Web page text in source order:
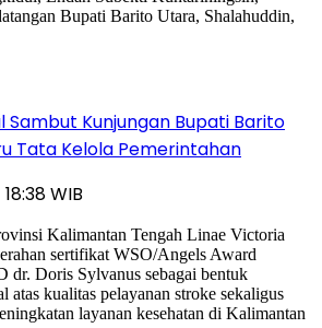
Sambut Kunjungan Bupati Barito
Tata Kelola Pemerintahan
WIB